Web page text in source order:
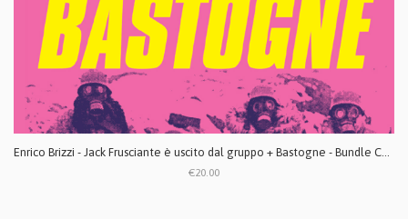
Enrico Brizzi - Jack Frusciante è uscito dal gruppo + Bastogne - Bundle CD digipack
€20.00